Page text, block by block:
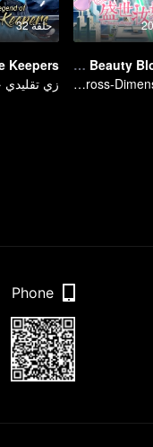
The Beauty Blogger
The strongest of guidelines for Cross-Dimensional
حلقة 32
Phone